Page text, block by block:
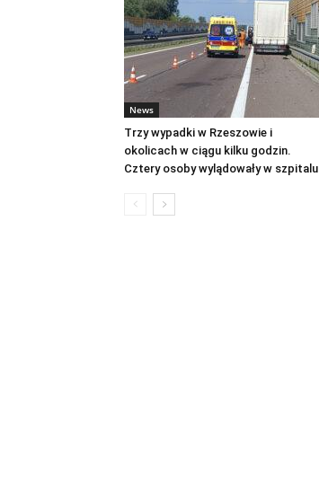
News
Trzy wypadki w Rzeszowie i
okolicach w ciągu kilku godzin.
Cztery osoby wylądowały w szpitalu